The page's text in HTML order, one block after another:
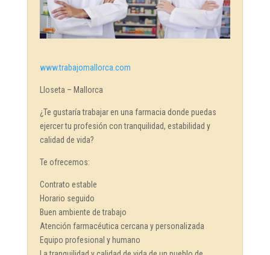
www.trabajomallorca.com
Lloseta – Mallorca
¿Te gustaría trabajar en una farmacia donde puedas
ejercer tu profesión con tranquilidad, estabilidad y
calidad de vida?
Te ofrecemos:
Contrato estable
Horario seguido
Buen ambiente de trabajo
Atención farmacéutica cercana y personalizada
Equipo profesional y humano